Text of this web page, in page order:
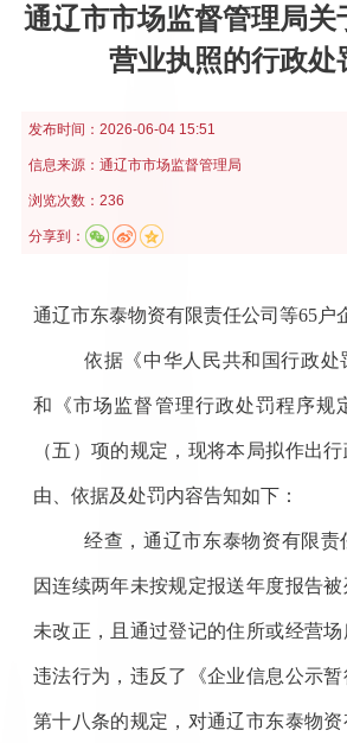
通辽市市场监督管理局关
营业执照的行政处
发布时间： 2026-06-04 15:51
信息来源： 通辽市市场监督管理局
浏览次数：236
分享到：
通辽市东泰物资有限责任公司等65户
依据《中华人民共和国行政处
和《市场监督管理行政处罚程序规
（五）项的规定，现将本局拟作出
由、依据及处罚内容告知如下：
经查 ， 通辽市东泰物资有限责
因连续两年未按规定报送年度报告
未改正 ， 且通过登记的住所或经营
违法行为 ， 违反了《企业信息公示
第十八条的规定，对通辽市东泰物